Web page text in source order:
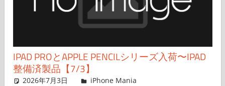
IPAD PROとAPPLE PENCILシリーズ入荷〜IPAD
整備済製品【7/3】
2026年7月3日 FT729
iPhone Mania